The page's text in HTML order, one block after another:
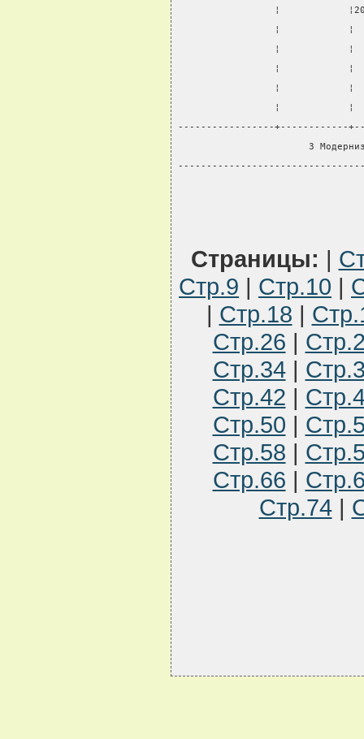
¦
¦            ¦
¦            ¦
¦            ¦
¦            ¦
¦            ¦
-----------------+------------
3
Страницы: |
Стр.9 | Стр.10 |
| Стр.18 |
Стр.26 |
Стр.34|
Стр.42 |
Стр.50 |
Стр.58 |
Стр.66 |
Стр.74|